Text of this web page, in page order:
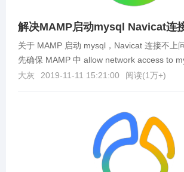
解决MAMP启动mysql Navicat连
关于 MAMP 启动 mysql，Navicat 连接不上
先确保 MAMP 中 allow network access to
大灰
2019-11-11 15:21:00 阅读(1万+)